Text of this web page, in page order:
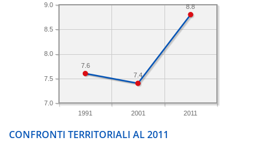
1991 2001 2011
7.0
7.5
8.0
8.5
9.0 8.8
7.4
7.6
CONFRONTI TERRITORIALI AL 2011